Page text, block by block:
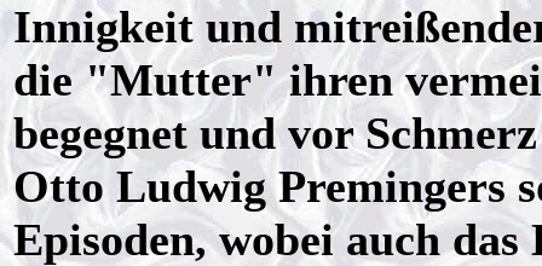
Innigkeit und
die "Mutter" ihren
begegnet und vor
Otto Ludwig Premingers
Episoden, wobei auch